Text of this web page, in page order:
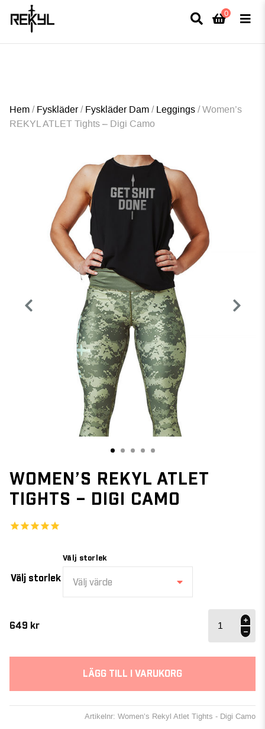
FULLT TRYCK I LEDNINGAR- MEDFÖR LÄNGRE LEVERANSTID - FRI FRAKT
0
Hem/ Fyskläder/ Fyskläder Dam/ Leggings/Women’s
REKYL ATLET Tights – Digi Camo
1 2 3 4 5
WOMEN’S REKYL ATLET
TIGHTS – DIGI CAMO
Välj storlek
Välj storlek
Välj värde
649 kr
REKYL
Digi
LÄGG TILL I VARUKORG
Artikelnr: Women’s Rekyl Atlet Tights - Digi Camo